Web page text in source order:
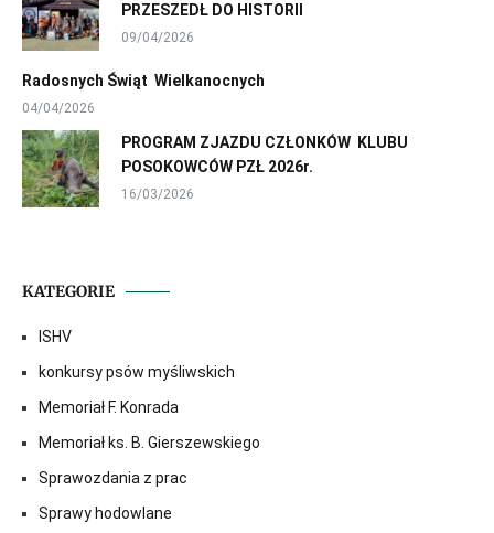
PRZESZEDŁ DO HISTORII
09/04/2026
Radosnych Świąt Wielkanocnych
04/04/2026
PROGRAM ZJAZDU CZŁONKÓW KLUBU
POSOKOWCÓW PZŁ 2026r.
16/03/2026
KATEGORIE
ISHV
konkursy psów myśliwskich
Memoriał F. Konrada
Memoriał ks. B. Gierszewskiego
Sprawozdania z prac
Sprawy hodowlane